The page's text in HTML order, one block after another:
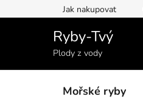
na
Jak nakupovat
Ryby-Tvý
Plody z vody
Mořské ryby